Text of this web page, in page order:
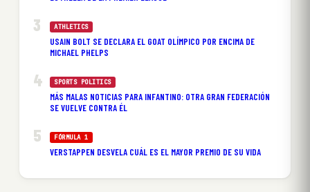
ATHLETICS
USAIN BOLT SE DECLARA EL GOAT OLÍMPICO POR ENCIMA DE
MICHAEL PHELPS
SPORTS POLITICS
MÁS MALAS NOTICIAS PARA INFANTINO: OTRA GRAN FEDERACIÓN
SE VUELVE CONTRA ÉL
FÓRMULA 1
VERSTAPPEN DESVELA CUÁL ES EL MAYOR PREMIO DE SU VIDA